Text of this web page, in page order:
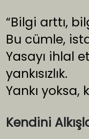
“Bilgi arttı,
Bu cümle,
Yasayı ihlal
yankısızlık.
Yankı yoksa,
Kendini